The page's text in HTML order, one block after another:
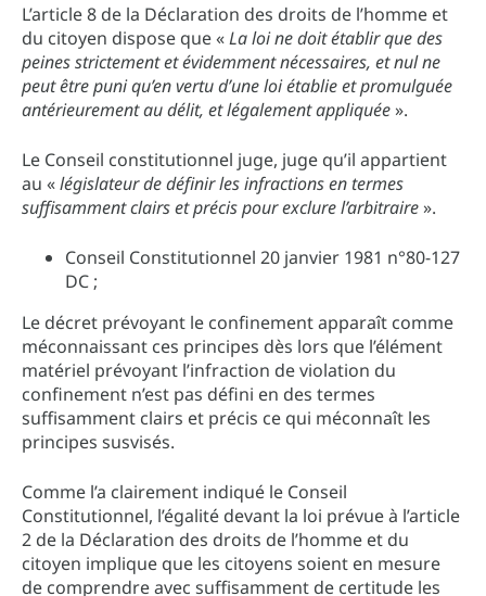
L’article 8 de la Déclaration des droits de l’homme et
du citoyen dispose que «La loi ne doit établir que des
peines strictement et évidemment nécessaires, et nul ne
peut être puni qu’en vertu d’une loi établie et promulguée
antérieurement au délit, et légalement appliquée».
Le Conseil constitutionnel juge, juge qu’il appartient
au «législateur de définir les infractions en termes
suffisamment clairs et précis pour exclure l’arbitraire».
Conseil Constitutionnel 20 janvier 1981 n°80-127
DC ;
Le décret prévoyant le confinement apparaît comme
méconnaissant ces principes dès lors que l’élément
matériel prévoyant l’infraction de violation du
confinement n’est pas défini en des termes
suffisamment clairs et précis ce qui méconnaît les
principes susvisés.
Comme l’a clairement indiqué le Conseil
Constitutionnel, l’égalité devant la loi prévue à l’article
2 de la Déclaration des droits de l’homme et du
citoyen implique que les citoyens soient en mesure
de comprendre avec suffisamment de certitude les